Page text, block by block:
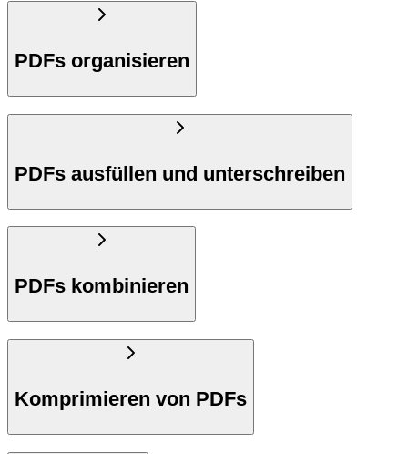
PDFs organisieren
PDFs ausfüllen und unterschreiben
PDFs kombinieren
Komprimieren von PDFs